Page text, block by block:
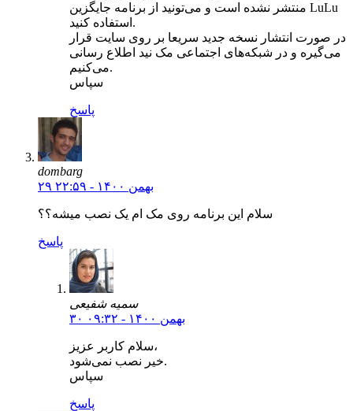
منتشر نشده است و می‌تونید از برنامه جایگزین LuLu
استفاده کنید.
در صورت انتشار نسخه جدید سریعا بر روی سایت قرار
می‌گیره و در شبکه‌های اجتماعی مک نید اطلاع رسانی
می‌کنیم.
سپاس
پاسخ
dombarg
۲۹ بهمن ۱۴۰۰ - ۲۲:۵۹
سلام این برنامه روی مک ام یک نصب میشه؟؟
پاسخ
سمیه شفیعی
۳۰ بهمن ۱۴۰۰ - ۰۹:۳۲
سلام کاربر عزیز،
خیر نصب نمی‌شود.
سپاس
پاسخ